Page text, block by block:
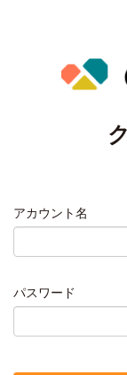
アカウント名
パスワード